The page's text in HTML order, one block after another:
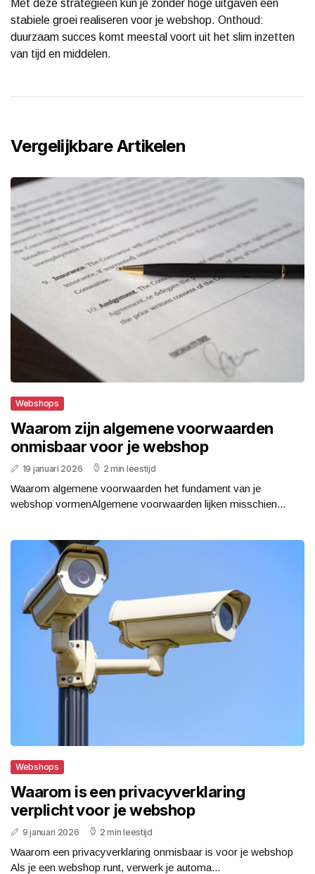
Met deze strategieën kun je zonder hoge uitgaven een
stabiele groei realiseren voor je webshop. Onthoud:
duurzaam succes komt meestal voort uit het slim inzetten
van tijd en middelen.
Vergelijkbare Artikelen
Webshops
Waarom zijn algemene voorwaarden
onmisbaar voor je webshop
19 januari 2026 2 min leestijd
Waarom algemene voorwaarden het fundament van je
webshop vormenAlgemene voorwaarden lijken misschien...
Webshops
Waarom is een privacyverklaring
verplicht voor je webshop
9 januari 2026 2 min leestijd
Waarom een privacyverklaring onmisbaar is voor je webshop
Als je een webshop runt, verwerk je automa...